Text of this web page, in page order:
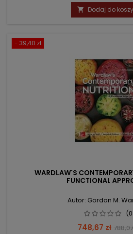
 Dodaj do
- 39,40 zł
WARDLAW'S
FUNCTIONAL
Autor: Gordon M.
Cena
748,67 zł Cena